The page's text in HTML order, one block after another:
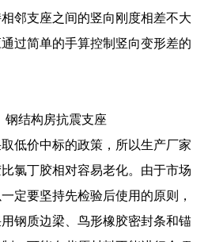
邻支座之间的竖向刚度相差不大
过简单的手算控制竖向变形差的
钢结构房抗震支座
低价中标的政策，所以生产厂家
氯丁胶相对容易老化。由于市场
定要坚持先检验后使用的原则，
钢质边梁、鸟形橡胶密封条和锚